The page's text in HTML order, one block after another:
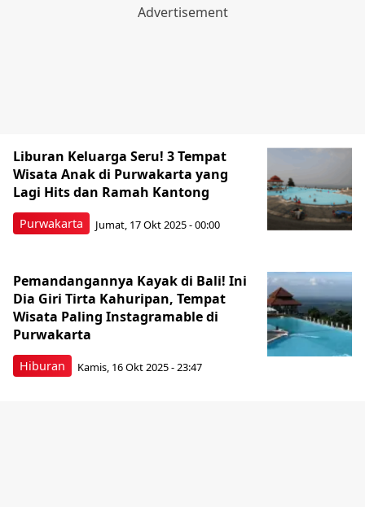
Purwakarta
Liburan Keluarga Seru! 3 Tempat
Wisata Anak di Purwakarta yang
Lagi Hits dan Ramah Kantong
Jumat, 17 Okt 2025 - 00:00
Hiburan
Pemandangannya Kayak di Bali! Ini
Dia Giri Tirta Kahuripan, Tempat
Wisata Paling Instagramable di
Purwakarta
Kamis, 16 Okt 2025 - 23:47